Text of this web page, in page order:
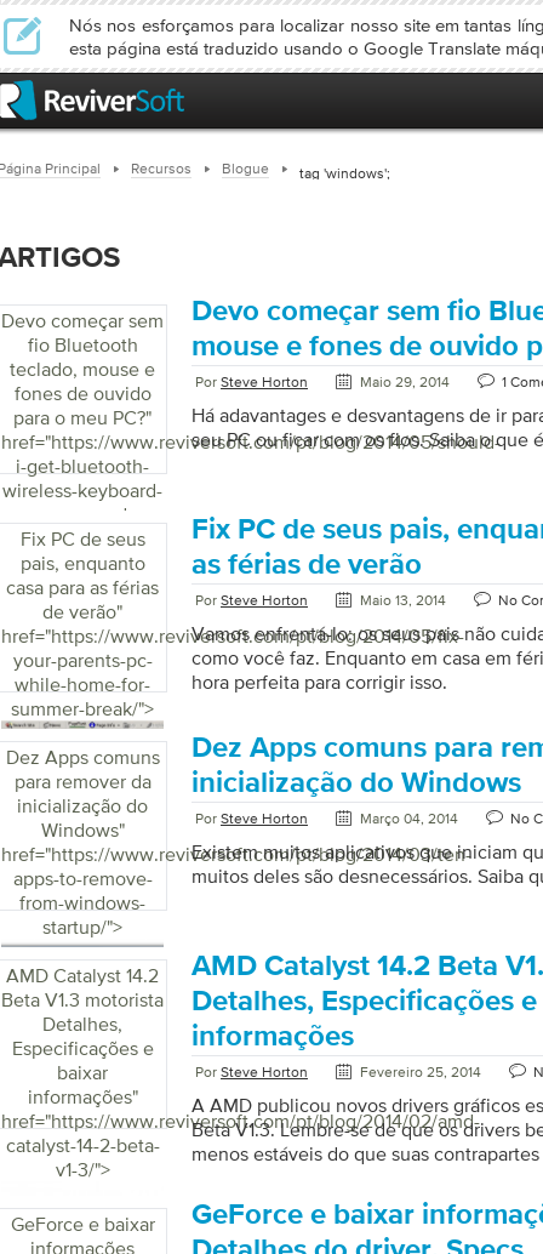
Nós nos esforçamos para localizar nosso site em tantas
esta página está traduzido usando o Google Translate
Principal Recursos Blogue tag 'windows';
Devo começar sem
fio Bluetooth
teclado, mouse e
fones de ouvido
para o meu PC?"
href="https://www.reviversoft.com/pt/blog/2014/05/should-
i-get-bluetooth-
wireless-keyboard-
mouse-and-
headphones-for-
my-pc/">
Devo começar sem fio
mouse e fones de ouvido
Por Steve Horton Maio 29, 2014 1
Há adavantages e desvantagens de ir
seu PC ou ficar com os fios. Saiba o que
Fix PC de seus
pais, enquanto
casa para as férias
de verão"
href="https://www.reviversoft.com/pt/blog/2014/05/fix-
your-parents-pc-
while-home-for-
summer-break/">
Fix PC de seus pais,
as férias de verão
Por Steve Horton Maio 13, 2014 No
Vamos enfrentá-lo: os seus pais não
como você faz. Enquanto em casa em
hora perfeita para corrigir isso.
Dez Apps comuns
para remover da
inicialização do
Windows"
href="https://www.reviversoft.com/pt/blog/2014/03/ten-
apps-to-remove-
from-windows-
startup/">
Dez Apps comuns para
inicialização do Windows
Por Steve Horton Março 04, 2014 No
Existem muitos aplicativos que iniciam
muitos deles são desnecessários. Saiba
AMD Catalyst 14.2
Beta V1.3 motorista
Detalhes,
Especificações e
baixar
informações"
href="https://www.reviversoft.com/pt/blog/2014/02/amd-
catalyst-14-2-beta-
v1-3/">
AMD Catalyst 14.2 Beta
Detalhes, Especificações
informações
Por Steve Horton Fevereiro 25, 2014
A AMD publicou novos drivers gráficos
Beta V1.3. Lembre-se de que os drivers
menos estáveis ​​do que suas
Muitos de vocês estão executando os
pessoas com Radeon e outros gráficos
GeForce e baixar
informações
GeForce e baixar